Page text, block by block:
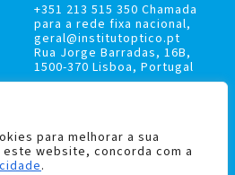
para melhorar a sua
website, concorda com a
.
+351 213 515 350 Chamada
para a rede fixa nacional,
geral@institutoptico.pt
Rua Jorge Barradas, 16B,
1500-370 Lisboa, Portugal